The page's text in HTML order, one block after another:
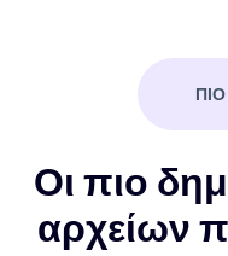
Οι πιο
αρχείων